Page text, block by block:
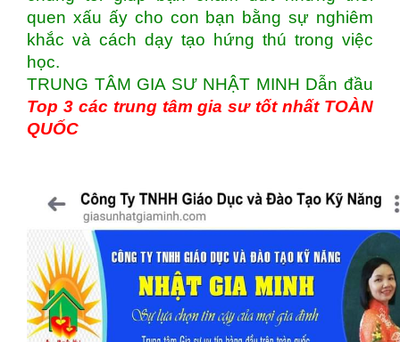
quen xấu ấy cho con bạn bằng sự nghiêm
khắc và cách dạy tạo hứng thú trong việc
học.
TRUNG TÂM GIA SƯ NHẬT MINH Dẫn đầu
Top 3 các trung tâm gia sư tốt nhất TOÀN
QUỐC